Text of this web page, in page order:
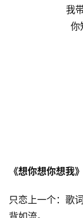
我
你
《想你想你想我
只恋上一个：歌